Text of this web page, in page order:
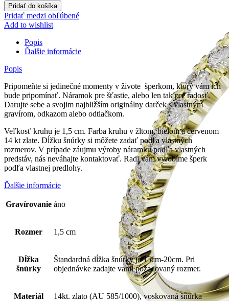
Pridať do košíka
Pridať medzi obľúbené
Add to wishlist
Popis
Ďalšie informácie
Popis
Pripomeňte si jedinečné momenty v živote šperkom, ktorý vám ich
bude pripomínať. Náramok pre šťastie, alebo len tak pre radosť.
Darujte sebe a svojim najbližším originálny darček s vlastným
gravírom, odkazom alebo odtlačkom.
Veľkosť kruhu je 1,5 cm. Farba kruhu v žltom, bielom a červenom
14 kt zlate. Dĺžku šnúrky si môžete zadať podľa vlastných
rozmerov. V prípade záujmu výroby náramku podľa vlastných
predstáv, nás neváhajte kontaktovať. Radi vám vyrobíme šperk
podľa vlastnej predlohy.
Ďalšie informácie
Gravírovanie áno
Rozmer 1,5 cm
Dĺžka
šnúrky
Štandardná dĺžka šnúrky je 15cm-20cm. Pri
objednávke zadajte vami požadovaný rozmer.
Materiál 14kt. zlato (AU 585/1000), voskovaná šnúrka